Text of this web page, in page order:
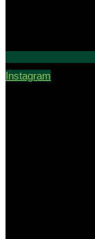
Instagram